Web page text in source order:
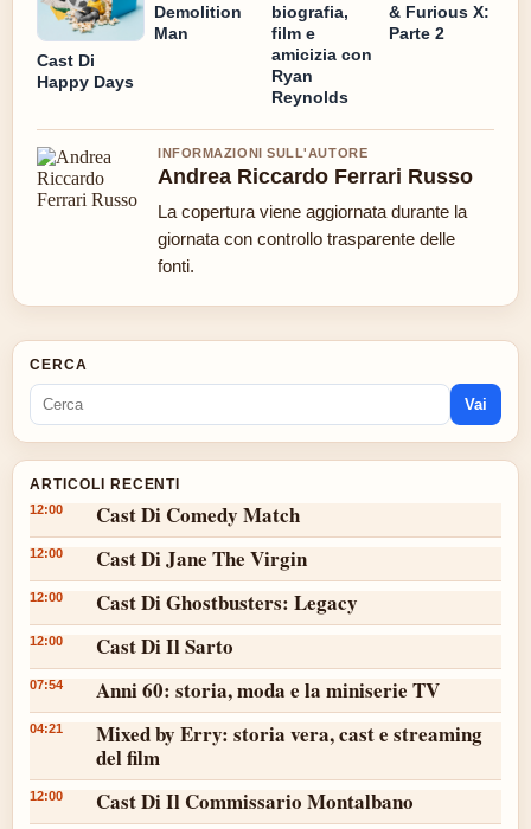
Cast Di
Happy Days
Demolition
Man
biografia,
film e
amicizia con
Ryan
Reynolds
& Furious X:
Parte 2
INFORMAZIONI SULL'AUTORE
Andrea Riccardo Ferrari Russo
La copertura viene aggiornata durante la
giornata con controllo trasparente delle
fonti.
CERCA
Vai
ARTICOLI RECENTI
12:00 Cast Di Comedy Match
12:00 Cast Di Jane The Virgin
12:00 Cast Di Ghostbusters: Legacy
12:00 Cast Di Il Sarto
07:54 Anni 60: storia, moda e la miniserie TV
04:21
Mixed by Erry: storia vera, cast e streaming
del film
12:00 Cast Di Il Commissario Montalbano